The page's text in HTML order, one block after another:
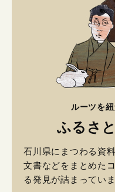
ルーツを
ふるさ
石川県にまつわる資
文書などをまとめた
る発見が詰まっていま